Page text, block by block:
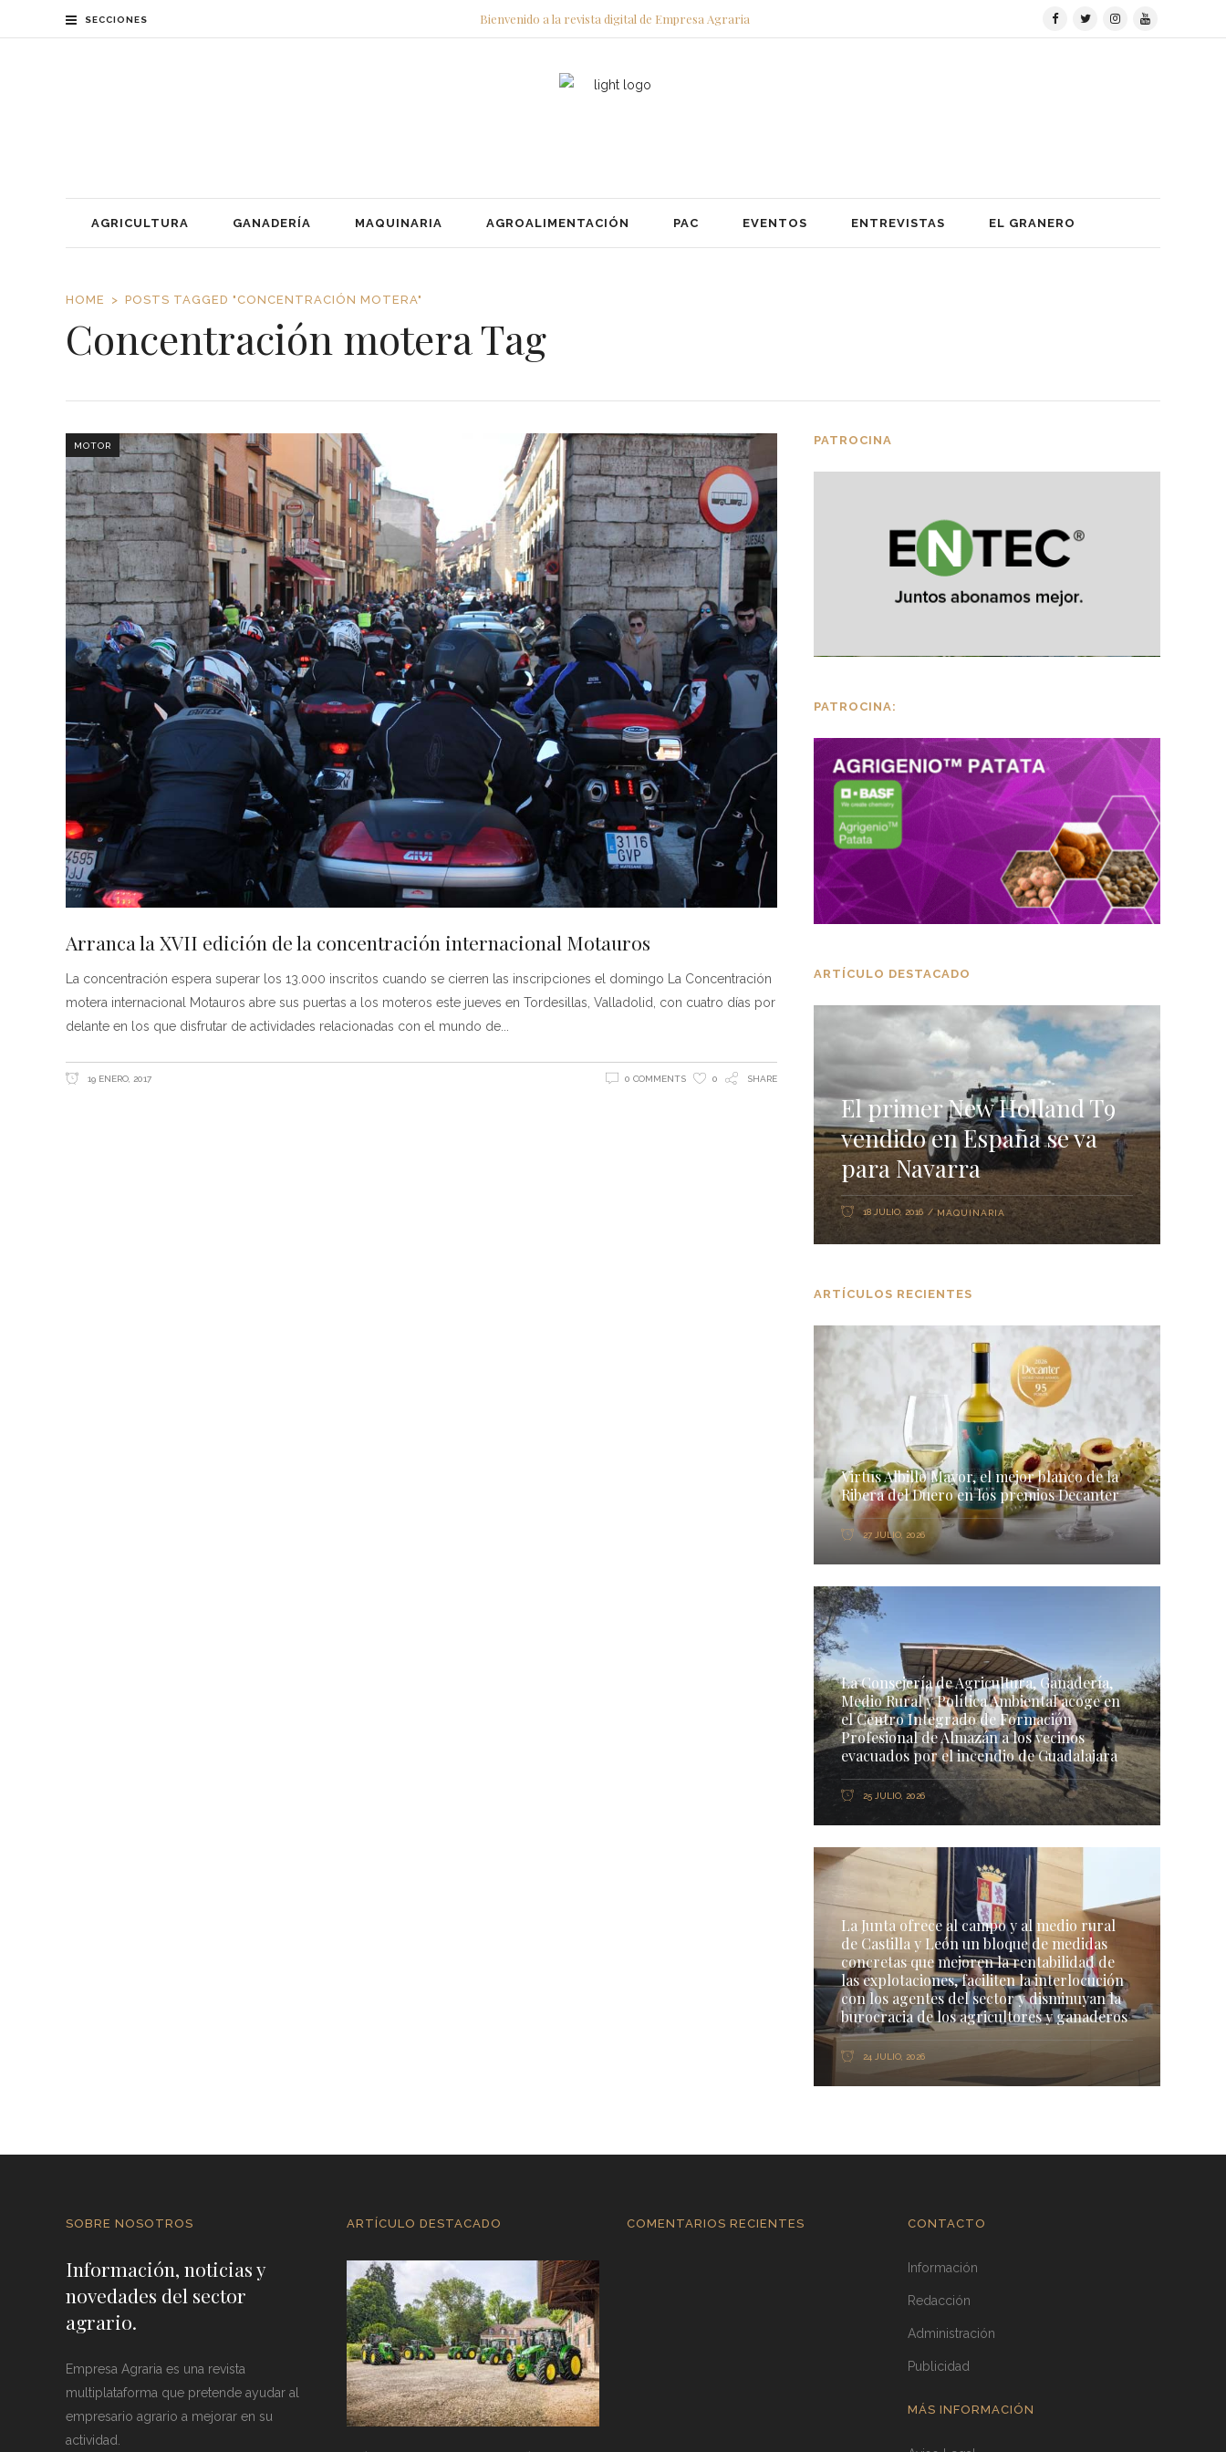
SECCIONES Bienvenido a la revista digital de Empresa Agraria
AGRICULTURA GANADERÍA MAQUINARIA AGROALIMENTACIÓN PAC EVENTOS ENTREVISTAS EL GRANERO
HOME POSTS TAGGED "CONCENTRACIÓN MOTERA"
Concentración motera Tag
MOTOR
Arranca la XVII edición de la concentración internacional Motauros
La concentración espera superar los 13.000 inscritos cuando se cierren las inscripciones el domingo La Concentración
motera internacional Motauros abre sus puertas a los moteros este jueves en Tordesillas, Valladolid, con cuatro días por
delante en los que disfrutar de actividades relacionadas con el mundo de
19 ENERO, 2017 0 COMMENTS 0 SHARE
PATROCINA
PATROCINA:
ARTÍCULO DESTACADO
El primer New Holland T9
vendido en España se va
para Navarra
18 JULIO, 2016 MAQUINARIA
ARTÍCULOS RECIENTES
Virtus Albillo Mayor, el mejor blanco de la
Ribera del Duero en los premios Decanter
27 JULIO, 2026
La Consejería de Agricultura, Ganadería,
Medio Rural y Política Ambiental acoge en
el Centro Integrado de Formación
Profesional de Almazán a los vecinos
evacuados por el incendio de Guadalajara
25 JULIO, 2026
La Junta ofrece al campo y al medio rural
de Castilla y León un bloque de medidas
concretas que mejoren la rentabilidad de
las explotaciones, faciliten la interlocución
con los agentes del sector y disminuyan la
burocracia de los agricultores y ganaderos
24 JULIO, 2026
SOBRE NOSOTROS
Información, noticias y
novedades del sector
agrario.
Empresa Agraria es una revista
multiplataforma que pretende ayudar al
empresario agrario a mejorar en su
actividad.
ARTÍCULO DESTACADO COMENTARIOS RECIENTES CONTACTO
Información
Redacción
Administración
Publicidad
MÁS INFORMACIÓN